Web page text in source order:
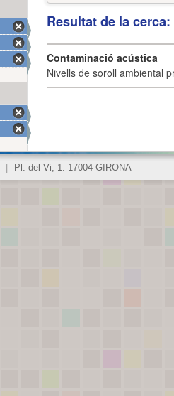
Resultat de la
Contaminació acústica
Nivells de soroll ambiental
Pl. del Vi, 1. 17004 GIRONA